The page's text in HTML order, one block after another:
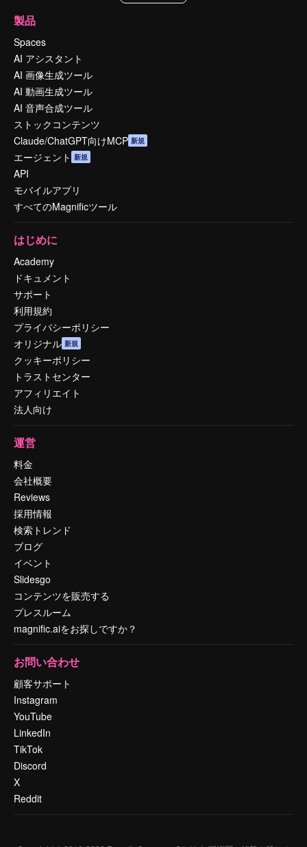
製品
Spaces
AI アシスタント
AI 画像生成ツール
AI 動画生成ツール
AI 音声合成ツール
ストックコンテンツ
Claude/ChatGPT向けMCP 新規
エージェント 新規
API
モバイルアプリ
すべてのMagnificツール
はじめに
Academy
ドキュメント
サポート
利用規約
プライバシーポリシー
オリジナル 新規
クッキーポリシー
トラストセンター
アフィリエイト
法人向け
運営
料金
会社概要
Reviews
採用情報
検索トレンド
ブログ
イベント
Slidesgo
コンテンツを販売する
プレスルーム
magnific.aiをお探しですか？
お問い合わせ
顧客サポート
Instagram
YouTube
LinkedIn
TikTok
Discord
X
Reddit